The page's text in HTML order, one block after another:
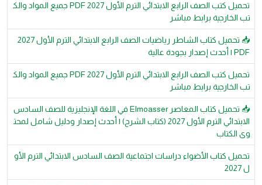
تحميل كتب الصف الرابع الابتدائي الترم الأول 2027 PDF جميع المواد والك
تب الخارجية برابط مباشر
📥 تحميل كتاب الشاطر رياضيات الصف الرابع الابتدائي الترم الأول 2027
PDF | أحدث إصدار بجودة عالية
تحميل كتب الصف الرابع الابتدائي الترم الأول 2027 PDF جميع المواد والك
تب الخارجية برابط مباشر
📥 تحميل كتاب المعاصر Elmoasser في اللغة الإنجليزية للصف السادس
الابتدائي الترم الأول 2027 (كتاب الشرح) | أحدث إصدار ودليل شامل لمحت
وى الكتاب
تحميل كتاب الأضواء دراسات اجتماعية الصف السادس الابتدائي الترم الأو
ل 2027